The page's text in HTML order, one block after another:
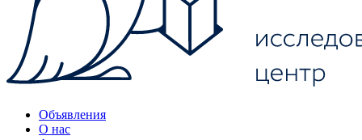
Объявления
О нас